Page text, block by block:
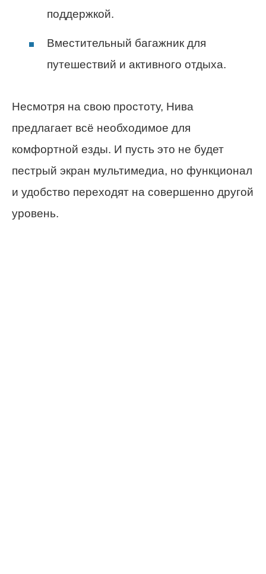
поддержкой.
Вместительный багажник для
путешествий и активного отдыха.
Несмотря на свою простоту, Нива
предлагает всё необходимое для
комфортной езды. И пусть это не будет
пестрый экран мультимедиа, но функционал
и удобство переходят на совершенно другой
уровень.